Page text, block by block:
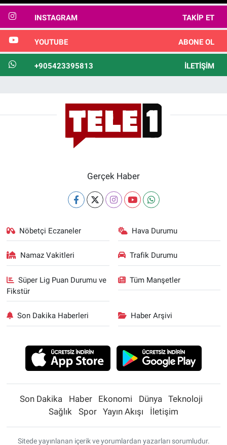
INSTAGRAM TAKIP ET
YOUTUBE ABONE OL
+905423395813 İLETIŞIM
Gerçek Haber
Nöbetçi Eczaneler Hava Durumu
Namaz Vakitleri Trafik Durumu
Süper Lig Puan Durumu ve
Fikstür
Tüm Manşetler
Son Dakika Haberleri Haber Arşivi
Son Dakika Haber Ekonomi Dünya
Teknoloji
Sağlık
Spor Yayın Akışı İletişim
Sitede yayınlanan içerik ve yorumlardan yazarları sorumludur.